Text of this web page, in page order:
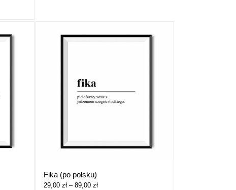
Fika (po polsku)
29,00 zł – 89,00 złZakres